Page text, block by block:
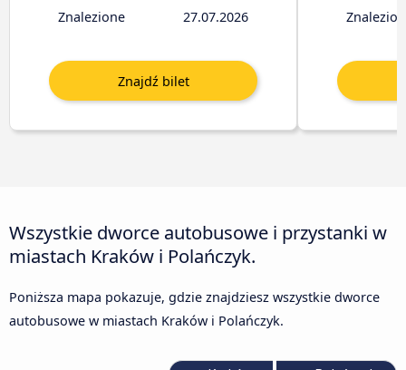
Znalezione
27.07.2026
Wszystkie dworce autobusowe i przystanki w
miastach Kraków i Polańczyk.
Poniższa mapa pokazuje, gdzie znajdziesz wszystkie dworce
autobusowe w miastach Kraków i Polańczyk.